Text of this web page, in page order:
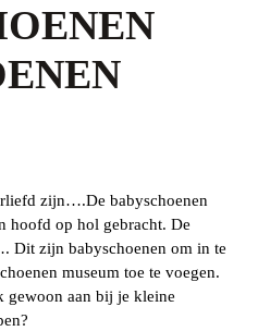
zijn….De babyschoenen
hoofd op hol gebracht. De
Dit zijn babyschoenen om in te
museum toe te voegen.
gewoon aan bij je kleine